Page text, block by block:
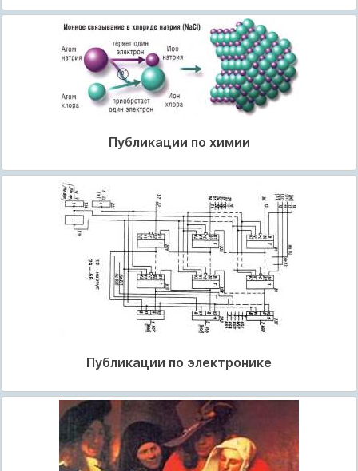
Публикации по химии
Публикации по электронике